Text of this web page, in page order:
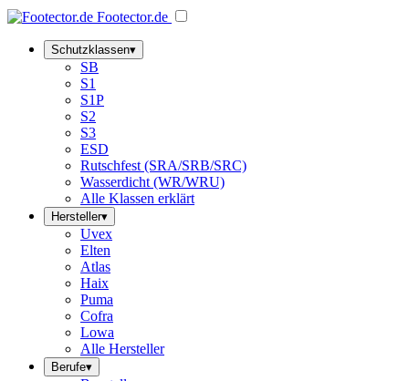
Footector.de
Schutzklassen▾
SB
S1
S1P
S2
S3
ESD
Rutschfest (SRA/SRB/SRC)
Wasserdicht (WR/WRU)
Alle Klassen erklärt
Hersteller▾
Uvex
Elten
Atlas
Haix
Puma
Cofra
Lowa
Alle Hersteller
Berufe▾